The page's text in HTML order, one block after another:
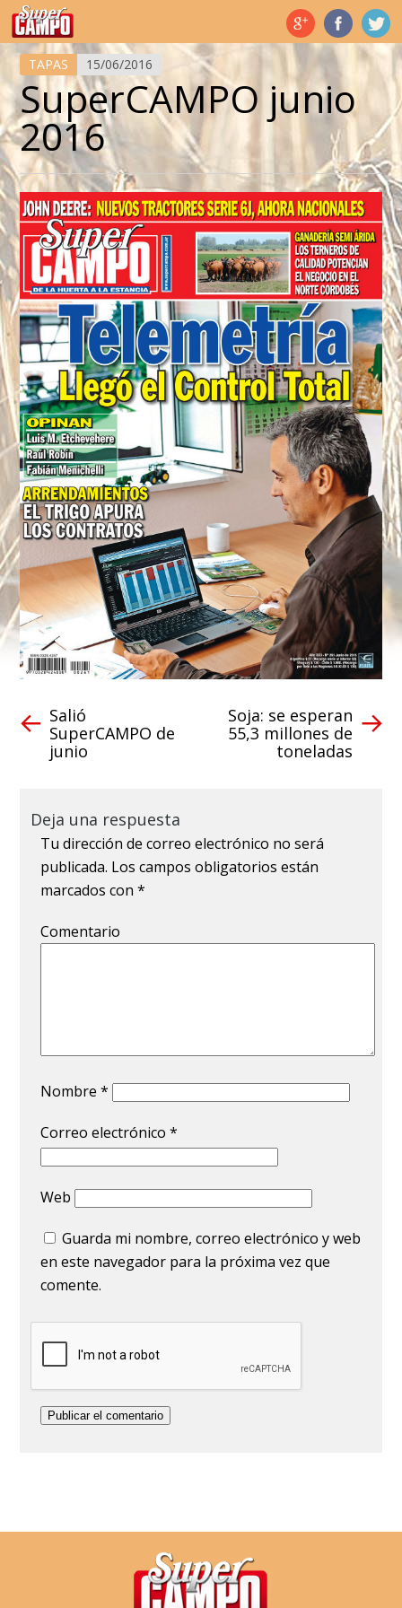
Temas de hoy
TAPAS 15/06/2016
SuperCAMPO junio
2016
Salió
SuperCAMPO de
junio
Soja: se esperan
55,3 millones de
toneladas
Deja una respuesta
Tu dirección de correo electrónico no será
publicada. Los campos obligatorios están
marcados con*
Comentario
Nombre*
Correo electrónico*
Web
Guarda mi nombre, correo electrónico y web
en este navegador para la próxima vez que
comente.